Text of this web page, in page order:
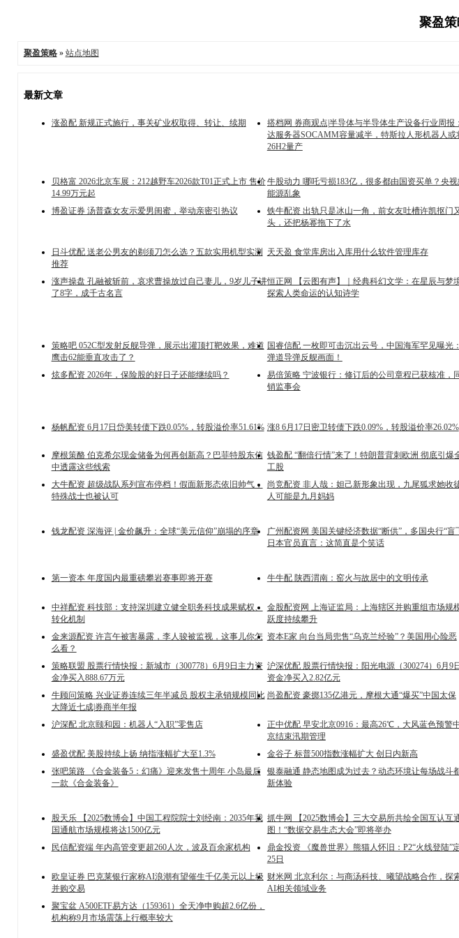
聚盈
聚盈策略» 站点地图
最新文章
涨盈配 新规正式施行，事关矿业权取得、转让、续期
搭档网 券商观点|半导体与半导体生产设备行业周报
达服务器SOCAMM容量减半，特斯拉人形机器人或
26H2量产
贝格富 2026北京车展：212越野车2026款T01正式上市 售价
14.99万元起
牛股动力 哪吒亏损183亿，很多都由国资买单？央
能源乱象
博盈证券 汤普森女友示爱男闺蜜，举动亲密引热议
铁牛配资 出轨只是冰山一角，前女友吐槽许凯抠门
头，还把杨幂拖下了水
日斗优配 送老公男友的剃须刀怎么选？五款实用机型实测
推荐
天天盈 食堂库房出入库用什么软件管理库存
涨声操盘 孔融被斩前，哀求曹操放过自己妻儿，9岁儿子讲
了8字，成千古名言
恒正网 【云图有声】｜经典科幻文学：在星辰与梦
探索人类命运的认知诗学
策略吧 052C型发射反舰导弹，展示出灌顶打靶效果，难道
鹰击62能垂直攻击了？
国睿信配 一枚即可击沉出云号，中国海军罕见曝光
弹道导弹反舰画面！
炫多配资 2026年，保险股的好日子还能继续吗？
易倍策略 宁波银行：修订后的公司章程已获核准，
销监事会
杨帆配资 6月17日岱美转债下跌0.05%，转股溢价率51.61% 涨8 6月17日密卫转债下跌0.09%，转股溢价率26.02%
摩根策酪 伯克希尔现金储备为何再创新高？巴菲特股东信
中透露这些线索
钱盈配 “翻倍行情”来了！特朗普背刺欧洲 彻底引爆
工股
大牛配资 超级战队系列宣布停档！假面新形态依旧帅气，
特殊战士也被认可
尚竞配资 非人哉：妲己新形象出现，九尾狐求她收
人可能是九月妈妈
钱龙配资 深海评 | 金价飙升：全球“美元信仰”崩塌的序章
广州配资网 美国关键经济数据“断供”，多国央行“盲
日本官员直言：这简直是个笑话
第一资本 年度国内最重磅攀岩赛事即将开赛
牛牛配 陕西渭南：窑火与故居中的文明传承
中祥配资 科技部：支持深圳建立健全职务科技成果赋权、
转化机制
金股配资网 上海证监局：上海辖区并购重组市场规
跃度持续攀升
金来源配资 许言午被害暴露，李人骏被监视，这事儿你怎
么看？
资本E家 向台当局兜售“乌克兰经验”？美国用心险恶
策略联盟 股票行情快报：新城市（300778）6月9日主力资
金净买入888.67万元
沪深优配 股票行情快报：阳光电源（300274）6月9
资金净买入2.82亿元
牛顾问策略 兴业证券连续三年半减员 股权主承销规模同比
大降近七成|券商半年报
尚盈配资 豪掷135亿港元，摩根大通“爆买”中国太保
沪深配 北京颐和园：机器人“入职”零售店
正中优配 早安北京0916：最高26℃，大风蓝色预警
京结束汛期管理
盛盈优配 美股持续上扬 纳指涨幅扩大至1.3%
金谷子 标普500指数涨幅扩大 创日内新高
张吧策路 《合金装备5：幻痛》迎来发售十周年 小岛最后
一款《合金装备》
银泰融通 静态地图成为过去？动态环境让每场战斗
新体验
股天乐 【2025数博会】中国工程院院士刘经南：2035年我
国通航市场规模将达1500亿元
抓牛网 【2025数博会】三大交易所共绘全国互认互
图！“数据交易生态大会”即将举办
民信配资端 年内高管变更超260人次，波及百余家机构
鼎金投资 《魔兽世界》熊猫人怀旧：P2“火线登陆”
25日
欧皇证券 巴克莱银行家称AI浪潮有望催生千亿美元以上级
并购交易
财米网 北京利尔：与商汤科技、曦望战略合作，探
AI相关领域业务
聚宝盆 A500ETF易方达（159361）全天净申购超2.6亿份，
机构称9月市场震荡上行概率较大